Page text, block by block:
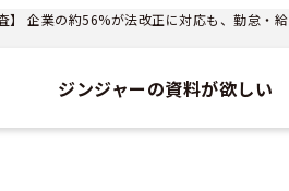
】 企業の約56%が法改正に対応も、勤怠
ジンジャーの資料が欲しい